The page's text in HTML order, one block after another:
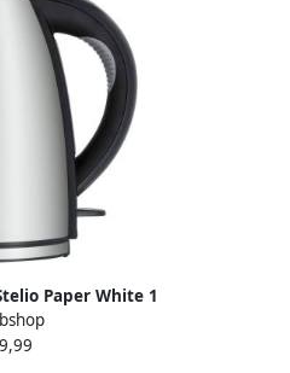
Paper White 1
waterniveau-
Watt